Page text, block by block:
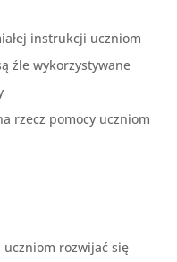
instrukcji uczniom
źle wykorzystywane
rzecz pomocy uczniom
rozwijać się